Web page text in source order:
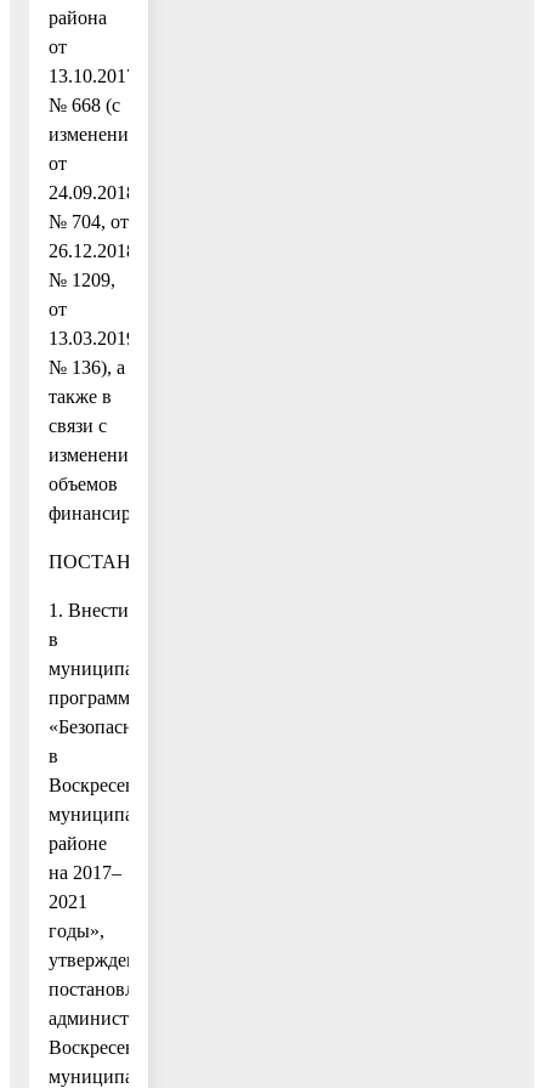
района
от
13.10.2017
№ 668 (с
изменениями
от
24.09.2018
№ 704, от
26.12.2018
№ 1209,
от
13.03.2019
№ 136), а
также в
связи с
изменением
объемов
финансирования
ПОСТАНОВЛЯЮ:
1. Внести
в
муниципальную
программу
«Безопасность
в
Воскресенском
муниципальном
районе
на 2017–
2021
годы»,
утвержденную
постановлением
администрации
Воскресенского
муниципального